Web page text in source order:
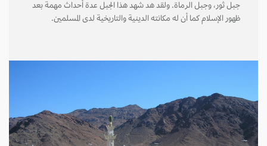
جبل ثور، وجبل الرماة. ولقد هد شهد هذا الجبل عدة أحداث مهمة بعد
ظهور الإسلام كما أن له مكانته الدينية والتاريخية لدى المسلمين.